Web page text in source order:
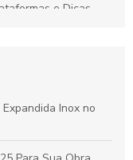
e Dicas
Eficientes para
Inox no